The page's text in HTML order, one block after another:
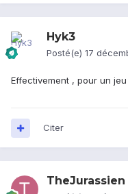
Hyk3
Posté(e) 17
Effectivement , pour un
Citer
TheJurassien